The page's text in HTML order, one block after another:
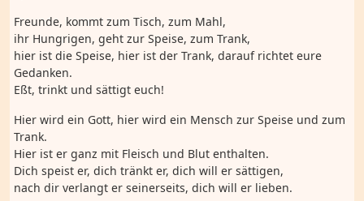
Freunde, kommt zum Tisch, zum Mahl,
ihr Hungrigen, geht zur Speise, zum Trank,
hier ist die Speise, hier ist der Trank, darauf richtet eure
Gedanken.
Eßt, trinkt und sättigt euch!
Hier wird ein Gott, hier wird ein Mensch zur Speise und zum
Trank.
Hier ist er ganz mit Fleisch und Blut enthalten.
Dich speist er, dich tränkt er, dich will er sättigen,
nach dir verlangt er seinerseits, dich will er lieben.